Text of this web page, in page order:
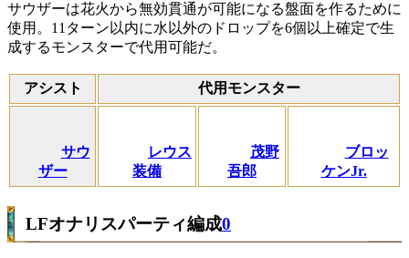
サウザーは花火から無効貫通が可能になる盤面を作るために
使用。11ターン以内に水以外のドロップを6個以上確定で生
成するモンスターで代用可能だ。
アシスト 代用モンスター
サウ
ザー
レウス
装備
茂野
吾郎
ブロッ
ケンJr.
LFオナリスパーティ編成0